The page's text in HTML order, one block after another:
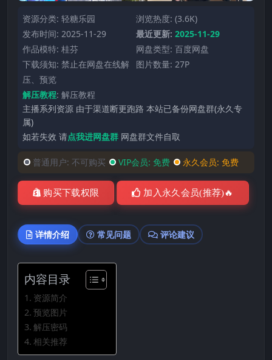
资源分类: 轻糖乐园
浏览热度: (3.6K)
发布时间: 2025-11-29
最近更新: 2025-11-29
作品模特: 桂芬
网盘类型: 百度网盘
下载须知: 禁止在网盘在线解
压、预览
图片数量: 27P
解压教程: 解压教程
主播系列资源 由于渠道断更跑路 本站已备份网盘群(永久专
属)
如若失效 请点我进网盘群 网盘群文件自取
普通用户: 不可购买 VIP会员: 免费 永久会员: 免费
购买下载权限 加入永久会员(推荐)🔥
详情介绍 常见问题 评论建议
内容目录
资源简介
预览图片
解压密码
相关推荐